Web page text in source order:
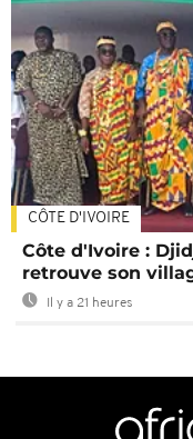
CÔTE D'IVOIRE
Côte d'Ivoire :
retrouve son
Il y a 21 heures